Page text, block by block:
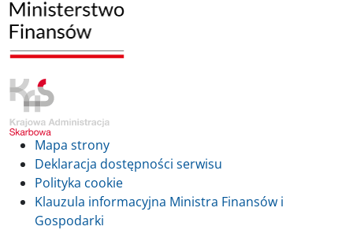
Mapa strony
Deklaracja dostępności serwisu
Polityka cookie
Klauzula informacyjna Ministra Finansów i
Gospodarki